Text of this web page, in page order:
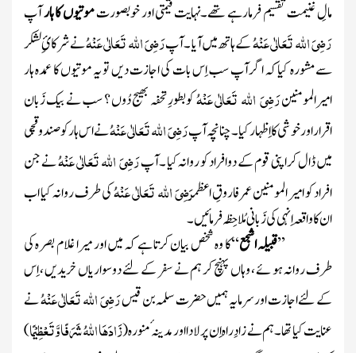
مالِ غنیمت تقسیم فرمارہے تھے۔نہایت قیمتی اور خوبصورتموتیوں کا ہارآپ
رَضِیَ اللہ تَعَالٰی عَنْہُکے ہاتھ میں آیا ۔آپرَضِیَ اللہ تَعَالٰی عَنْہُنے شرکائِ لشکر
سے مشورہ کیا کہ اگر آپ سب اِس بات کی اجازت دیں تو یہ موتیوں کا عمدہ ہار
امیرالمومنینرَضِیَ اللہ تَعَالٰی عَنْہُکوبطورِ تحفہ بھیج دُوں ؟ سب نے بیک زَبان
اقرار اور خوشی کا اِظہار کیا۔ چنانچہ آپرَضِیَ اللہ تَعَالٰی عَنْہُنے اس ہار کو صندوقچی
میں ڈال کر اپنی قوم کے دوافراد کو روانہ کیا ۔آپرَضِیَ اللہ تَعَالٰی عَنْہُنے جن
افراد کو امیر المومنین عمر فاروقِ اعظمرَضِیَ اللہ تَعَالٰی عَنْہُکی طرف روانہ کیا اب
ان کاواقعہ اِنہی کی زَبانی مُلاحِظہ فرمائیں ۔
’’قبیلہ اشجع‘‘ کا وہ شخص بیان کرتا ہے کہ میں اور میرا غلام بصرہ کی
طرف روانہ ہو ئے ، وہاں پہنچ کر ہم نے سفر کے لئے دوسواریاں خریدیں ، اِس
کے لئے اجازت اور سرمایہ ہمیں حضرت سلمہ بن قیسرَضِیَ اللہ تَعَالٰی عَنْہُنے
عنایت کیا تھا ۔ہم نے زادِ راہ اِن پر لادااور مدینہ ٔمنورہ(زَادَھَا اللّٰہُ شَرَفًا وَّتَعْظِیْمًا)